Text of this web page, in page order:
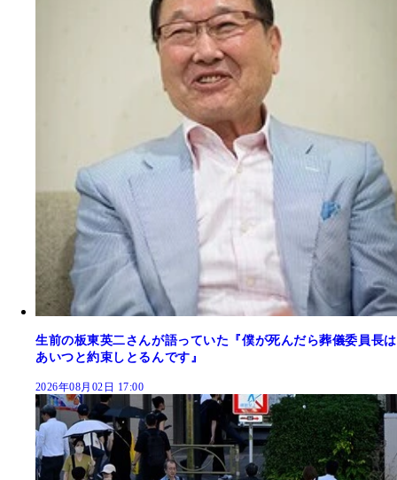
生前の板東英二さんが語っていた『僕が死んだら葬儀委員長は
あいつと約束しとるんです』
2026年08月02日 17:00